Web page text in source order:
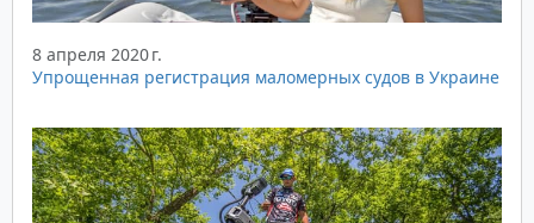
8 апреля 2020 г.
Упрощенная регистрация маломерных судов в Украине